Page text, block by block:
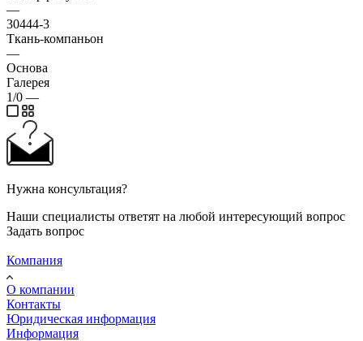
—
30444-3
Ткань-компаньон
—
Основа
Галерея
1/0 —
Нужна консультация?
Наши специалисты ответят на любой интересующий вопрос
Задать вопрос
Компания
О компании
Контакты
Юридическая информация
Информация